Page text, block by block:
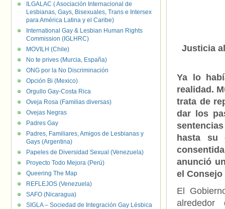
Justicia
Ya lo
realidad.
trata de
dar los
hasta su
anunció
el
El
ILGALAC ( Asociación Internacional de
Lesbianas, Gays, Bisexuales, Trans e Intersex
para América Latina y el Caribe)
International Gay & Lesbian Human Rights
Commission (IGLHRC)
MOVILH (Chile)
No te prives (Murcia, España)
ONG por la No Discriminación
Opción Bi (Mexico)
Orgullo Gay-Costa Rica
Oveja Rosa (Familias diversas)
Ovejas Negras
Padres Gay
Padres, Familiares, Amigos de Lesbianas y
Gays (Argentina)
Papeles de Diversidad Sexual (Venezuela)
Proyecto Todo Mejora (Perú)
Queering The Map
REFLEJOS (Venezuela)
SAFO (Nicaragua)
SIGLA – Sociedad de Integración Gay Lésbica